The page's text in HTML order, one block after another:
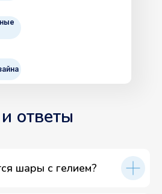
ответы
шары с гелием?